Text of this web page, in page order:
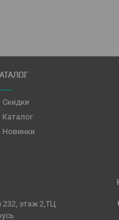
Скидки
Каталог
Новинки
этаж 2,ТЦ